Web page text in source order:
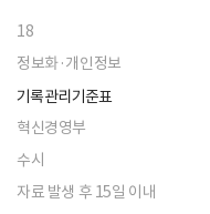
18
정보화·개인정보
기록관리기준표
혁신경영부
수시
자료 발생 후 15일 이내